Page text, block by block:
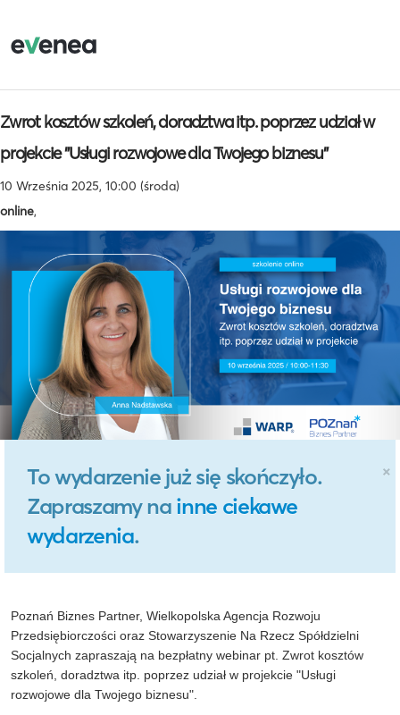
Zwrot kosztów szkoleń, doradztwa itp. poprzez udział w
projekcie "Usługi rozwojowe dla Twojego biznesu"
10 Września 2025, 10:00 (środa)
online,
×
To wydarzenie już się skończyło.
Zapraszamy na inne ciekawe
wydarzenia.
Poznań Biznes Partner, Wielkopolska Agencja Rozwoju
Przedsiębiorczości oraz Stowarzyszenie Na Rzecz Spółdzielni
Socjalnych zapraszają na bezpłatny webinar pt. Zwrot kosztów
szkoleń, doradztwa itp. poprzez udział w projekcie "Usługi
rozwojowe dla Twojego biznesu".